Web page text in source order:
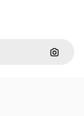
通過圖